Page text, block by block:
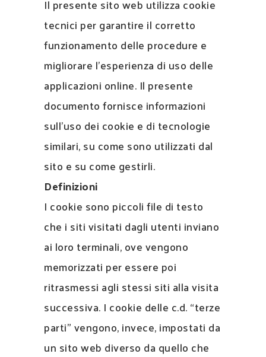
Il presente sito web utilizza cookie
tecnici per garantire il corretto
funzionamento delle procedure e
migliorare l’esperienza di uso delle
applicazioni online. Il presente
documento fornisce informazioni
sull’uso dei cookie e di tecnologie
similari, su come sono utilizzati dal
sito e su come gestirli.
Definizioni
I cookie sono piccoli file di testo
che i siti visitati dagli utenti inviano
ai loro terminali, ove vengono
memorizzati per essere poi
ritrasmessi agli stessi siti alla visita
successiva. I cookie delle c.d. “terze
parti” vengono, invece, impostati da
un sito web diverso da quello che